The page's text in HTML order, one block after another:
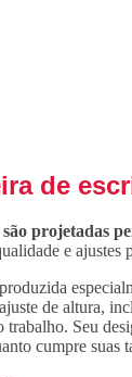
de
são projetadas
e
de altura,
Seu
cumpre suas